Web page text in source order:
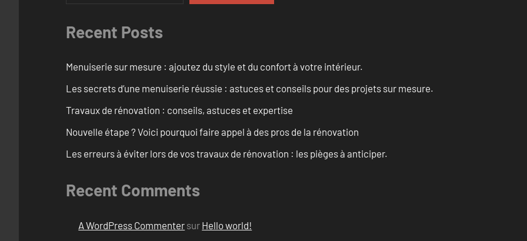
Recent Posts
Menuiserie sur mesure : ajoutez du style et du confort à votre intérieur.
Les secrets d’une menuiserie réussie : astuces et conseils pour des projets sur mesure.
Travaux de rénovation : conseils, astuces et expertise
Nouvelle étape ? Voici pourquoi faire appel à des pros de la rénovation
Les erreurs à éviter lors de vos travaux de rénovation : les pièges à anticiper.
Recent Comments
A WordPress Commenter sur Hello world!